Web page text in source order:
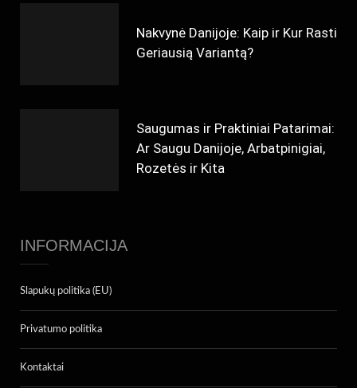
Nakvynė Danijoje: Kaip ir Kur Rasti
Geriausią Variantą?
Saugumas ir Praktiniai Patarimai:
Ar Saugu Danijoje, Arbatpinigiai,
Rozetės ir Kita
INFORMACIJA
Slapukų politika (EU)
Privatumo politika
Kontaktai